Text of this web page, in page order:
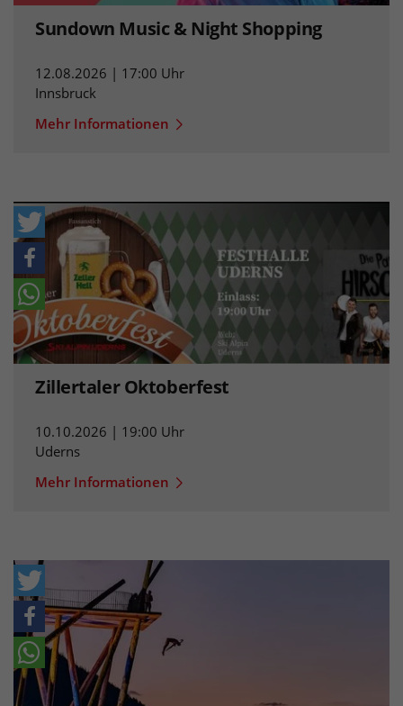
Sundown Music & Night Shopping
12.08.2026 | 17:00 Uhr
Innsbruck
Mehr Informationen
Zillertaler Oktoberfest
10.10.2026 | 19:00 Uhr
Uderns
Mehr Informationen